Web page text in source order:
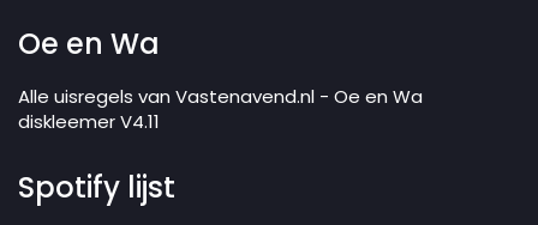
Oe en Wa
Alle uisregels van Vastenavend.nl - Oe en Wa
diskleemer V4.11
Spotify lijst